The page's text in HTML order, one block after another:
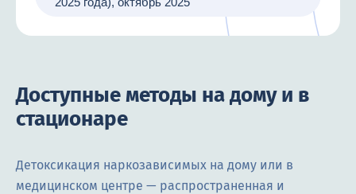
Доступные методы на дому и в
стационаре
Детоксикация наркозависимых на дому или в
медицинском центре — распространенная и